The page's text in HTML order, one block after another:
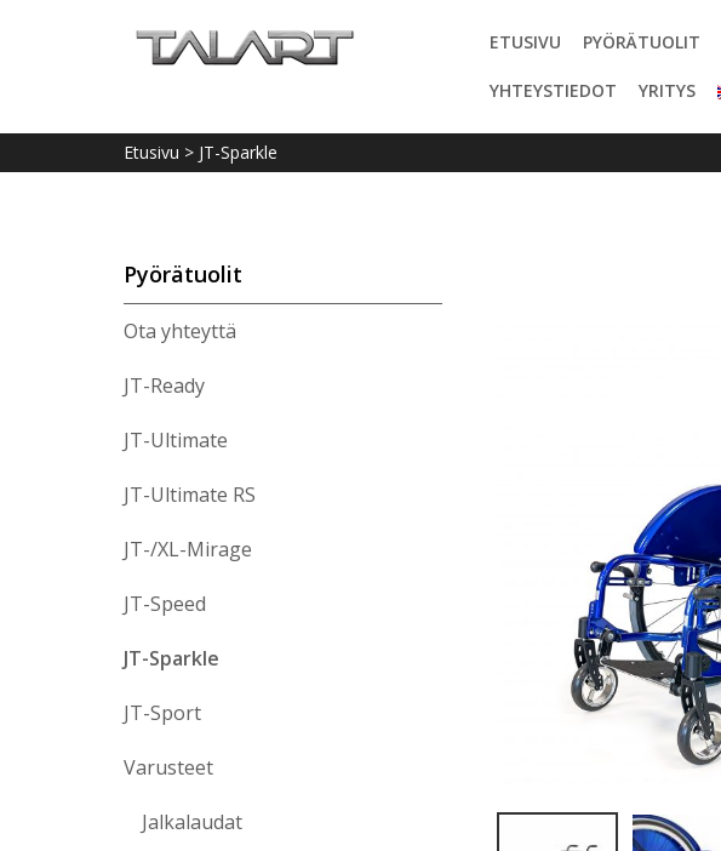
ETUSIVU PYÖRÄTUOLIT
YHTEYSTIEDOT YRITYS
Etusivu > JT-Sparkle
Pyörätuolit
Ota yhteyttä
JT-Ready
JT-Ultimate
JT-Ultimate RS
JT-/XL-Mirage
JT-Speed
JT-Sparkle
JT-Sport
Varusteet
Jalkalaudat